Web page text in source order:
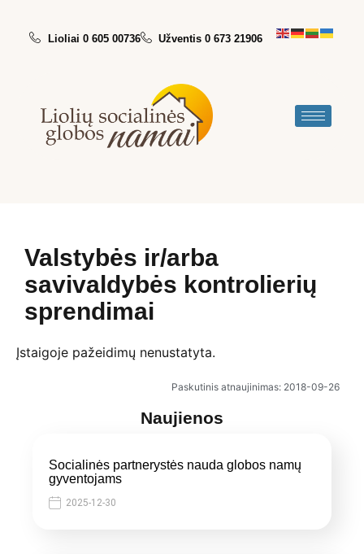
Lioliai 0 605 00736 Užventis 0 673 21906
Valstybės ir/arba
savivaldybės kontrolierių
sprendimai
Įstaigoje pažeidimų nenustatyta.
Paskutinis atnaujinimas: 2018-09-26
Naujienos
Socialinės partnerystės nauda globos namų
gyventojams
2025-12-30